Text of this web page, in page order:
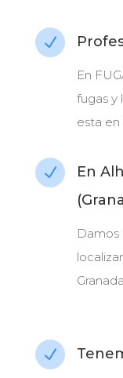
N
En
fugas y
esta en
N
En
N